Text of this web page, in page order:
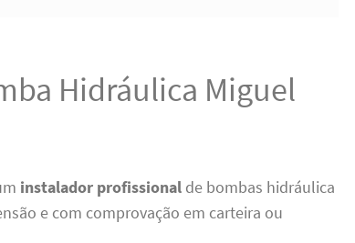
Hidráulica Miguel
instalador profissional de bombas hidráulica
e com comprovação em carteira ou